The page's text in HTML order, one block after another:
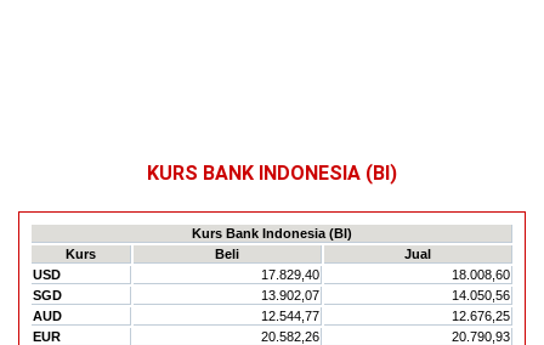
KURS BANK INDONESIA (BI)